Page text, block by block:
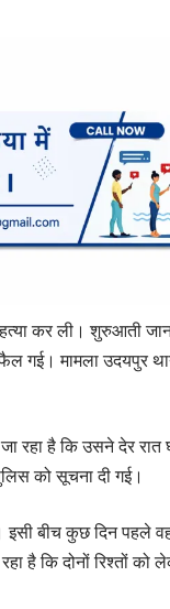
कर ली। शुरुआती
गई। मामला उदयपुर
रहा है कि उसने देर
को सूचना दी गई।
बीच कुछ दिन पहले
है कि दोनों रिश्तों